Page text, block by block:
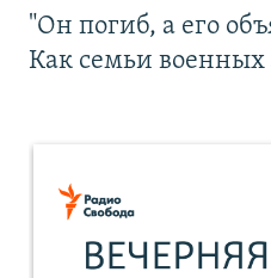
"Он погиб, а его
Как семьи